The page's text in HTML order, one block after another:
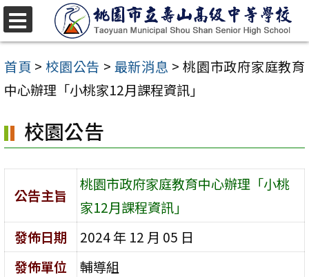
跳
至
主
要
容
區
首頁 > 校園公告 > 最新消息 > 桃園市政府家庭教育
中心辦理「小桃家12月課程資訊」
校園公告
公告主旨
桃園市政府家庭教育中心辦理「小桃
家12月課程資訊」
發佈日期
2024 年 12 月 05 日
發佈單位
輔導組
選
單